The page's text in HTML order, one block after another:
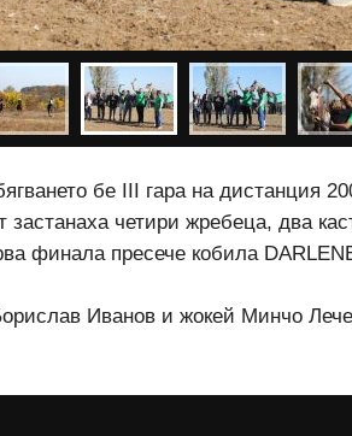
бе III гара на дистанция
четири жребеца, два
финала пресече кобила
Иванов и жокей Минчо